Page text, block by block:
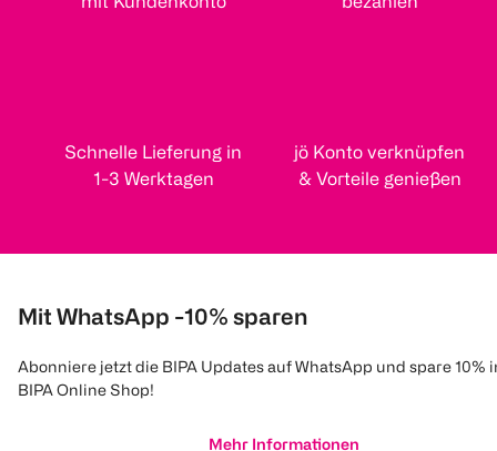
Schnelle Lieferung in
1-3 Werktagen
jö Konto verknüpfen
& Vorteile genießen
Mit WhatsApp -10% sparen
Abonniere jetzt die BIPA Updates auf WhatsApp und spare 10%
BIPA Online Shop!
Mehr Informationen